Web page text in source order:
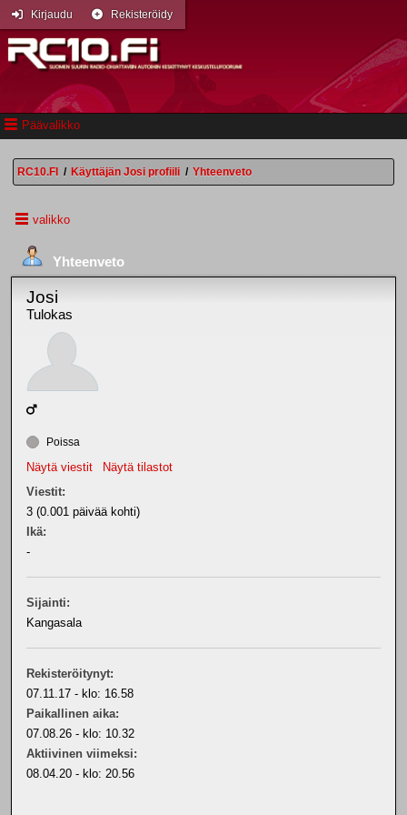
Päävalikko
Kirjaudu Rekisteröidy
RC10.FI / Käyttäjän Josi profiili / Yhteenveto
valikko
Yhteenveto
Josi
Tulokas
Poissa
Näytä viestit
Näytä tilastot
Viestit:
3 (0.001 päivää kohti)
Ikä:
-
Sijainti:
Kangasala
Rekisteröitynyt:
07.11.17 - klo: 16.58
Paikallinen aika:
07.08.26 - klo: 10.32
Aktiivinen viimeksi:
08.04.20 - klo: 20.56